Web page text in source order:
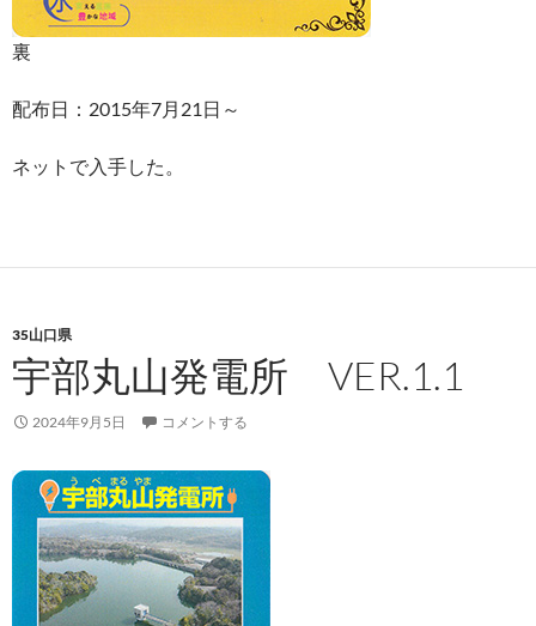
裏
配布日：2015年7月21日～
ネットで入手した。
35山口県
宇部丸山発電所 VER.1.1
2024年9月5日 コメントする